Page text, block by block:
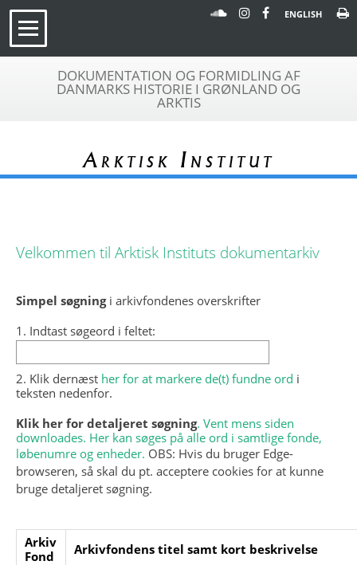
ENGLISH
DOKUMENTATION OG FORMIDLING AF
DANMARKS HISTORIE I GRØNLAND OG
ARKTIS
Arktisk Institut
Velkommen til Arktisk Instituts dokumentarkiv
Simpel søgningi arkivfondenes overskrifter
1. Indtast søgeord i feltet:
2. Klik dernæst her for at markere de(t) fundne ord i
teksten nedenfor.
Klik her for detaljeret søgning. Vent mens siden
downloades. Her kan søges på alle ord i samtlige fonde,
løbenumre og enheder. OBS: Hvis du bruger Edge-
browseren, så skal du pt. acceptere cookies for at kunne
bruge detaljeret søgning.
Arkiv
Fond
Arkivfondens titel samt kort beskrivelse